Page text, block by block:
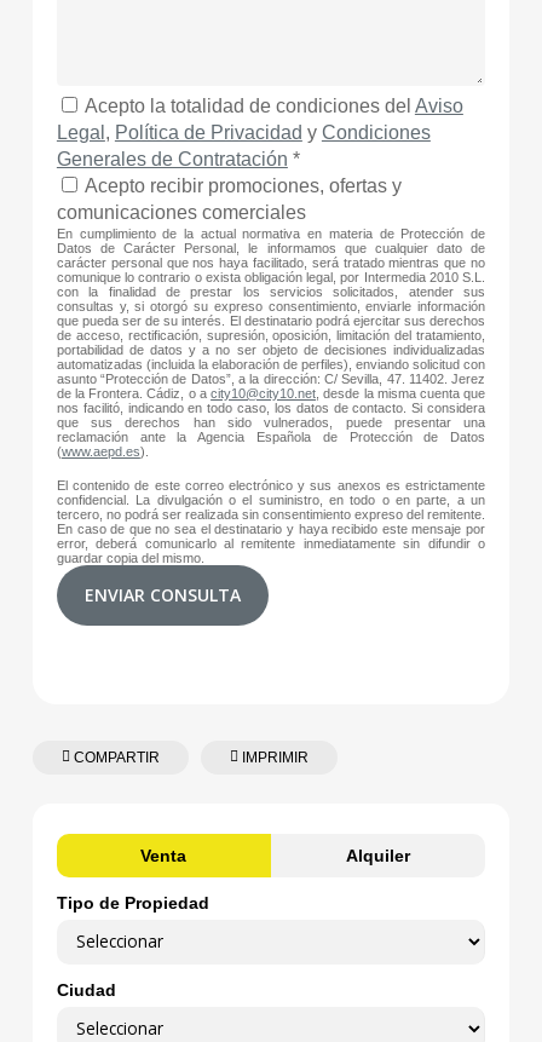
Acepto la totalidad de condiciones del Aviso
Legal , Política de Privacidad y Condiciones
Generales de Contratación *
Acepto recibir promociones, ofertas y
comunicaciones comerciales
En cumplimiento de la actual normativa en materia de Protección de
Datos de Carácter Personal, le informamos que cualquier dato de
carácter personal que nos haya facilitado, será tratado mientras que no
comunique lo contrario o exista obligación legal, por Intermedia 2010 S.L.
con la finalidad de prestar los servicios solicitados, atender sus
consultas y, si otorgó su expreso consentimiento, enviarle información
que pueda ser de su interés. El destinatario podrá ejercitar sus derechos
de acceso, rectificación, supresión, oposición, limitación del tratamiento,
portabilidad de datos y a no ser objeto de decisiones individualizadas
automatizadas (incluida la elaboración de perfiles), enviando solicitud con
asunto “Protección de Datos”, a la dirección: C/ Sevilla, 47. 11402. Jerez
de la Frontera. Cádiz, o acity10@city10.net , desde la misma cuenta que
nos facilitó, indicando en todo caso, los datos de contacto. Si considera
que sus derechos han sido vulnerados, puede presentar una
reclamación ante la Agencia Española de Protección de Datos
(www.aepd.es).
El contenido de este correo electrónico y sus anexos es estrictamente
confidencial. La divulgación o el suministro, en todo o en parte, a un
tercero, no podrá ser realizada sin consentimiento expreso del remitente.
En caso de que no sea el destinatario y haya recibido este mensaje por
error, deberá comunicarlo al remitente inmediatamente sin difundir o
guardar copia del mismo.
ENVIAR CONSULTA
COMPARTIR IMPRIMIR
Venta Alquiler
Tipo de Propiedad
Ciudad